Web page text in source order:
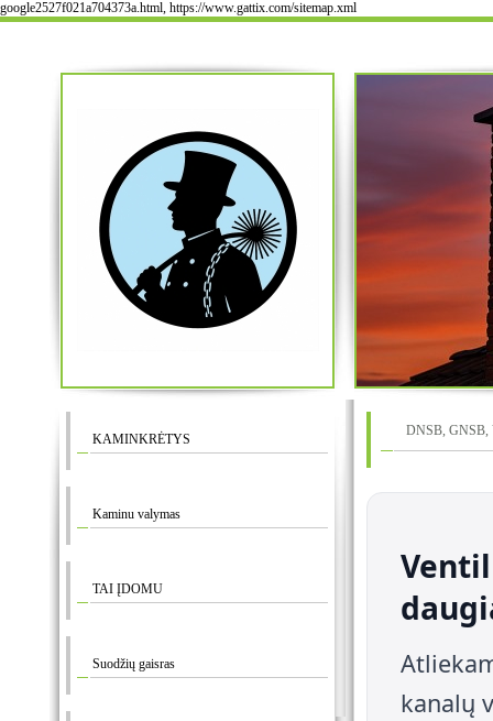
google2527f021a704373a.html, https://www.gattix.com/sitemap.xml
KAMINKRĖTYS
Kaminu valymas
TAI ĮDOMU
Suodžių gaisras
DNSB, GNSB,
kanalų